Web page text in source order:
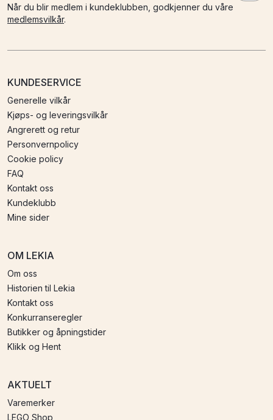
Når du blir medlem i kundeklubben, godkjenner du våre
medlemsvilkår.
KUNDESERVICE
Generelle vilkår
Kjøps- og leveringsvilkår
Angrerett og retur
Personvernpolicy
Cookie policy
FAQ
Kontakt oss
Kundeklubb
Mine sider
OM LEKIA
Om oss
Historien til Lekia
Kontakt oss
Konkurranseregler
Butikker og åpningstider
Klikk og Hent
AKTUELT
Varemerker
LEGO Shop